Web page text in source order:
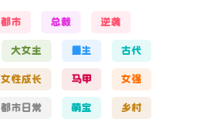
都市 总裁 逆袭
大女主 重生 古代
女性成长 马甲 女强
都市日常 萌宝 乡村